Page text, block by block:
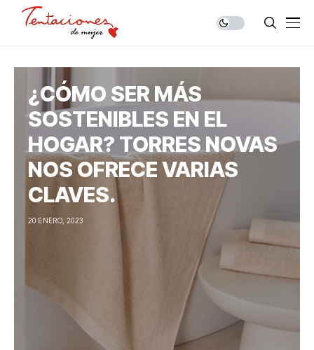
¿CÓMO SER MÁS
SOSTENIBLES EN EL
HOGAR? TORRES NOVAS
NOS OFRECE VARIAS
CLAVES.
20 ENERO, 2023